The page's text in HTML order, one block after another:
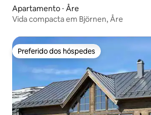
Apartamento ⋅ Åre
Vida compacta em Björnen, Åre
Preferido dos hóspedes
Preferido dos hóspedes